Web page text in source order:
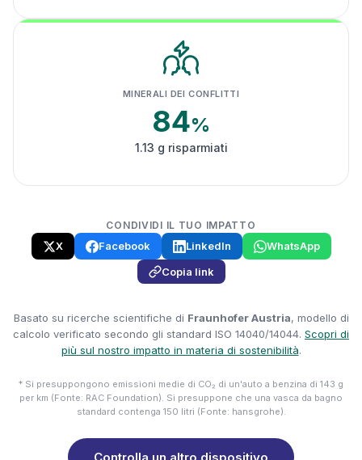
MINERALI DEI CONFLITTI
84%
1.13 g risparmiati
CONDIVIDI IL TUO IMPATTO
X Facebook LinkedIn
WhatsApp
Copia link
Basato su ricerche scientifiche di Fraunhofer Austria, modello di
calcolo verificato secondo gli standard ISO 14040/14044. Scopri di
più sul nostro impatto in materia di sostenibilità.
* Si presuppongono emissioni medie di CO₂ di un'auto a benzina di 143 g
per km (Fonte: RAC Foundation). Si presuppone che una vasca da bagno
standard contenga 150 litri (Fonte: hansgrohe).